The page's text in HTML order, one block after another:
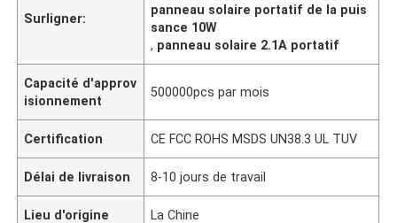
Surligner:
panneau solaire portatif de la puis
sance 10W
, panneau solaire 2.1A portatif
Capacité d'approv
isionnement
500000pcs par mois
Certification CE FCC ROHS MSDS UN38.3 UL TUV
Délai de livraison 8-10 jours de travail
Lieu d'origine La Chine